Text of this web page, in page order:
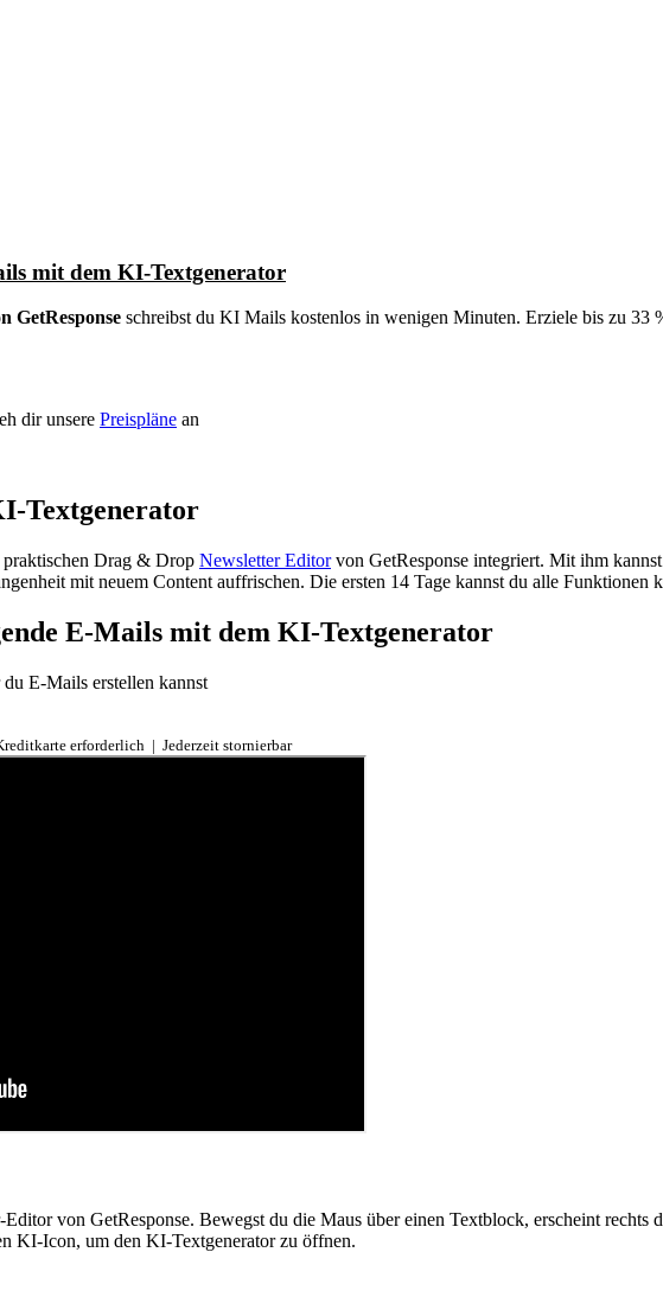
mit dem KI-Textgenerator
GetResponse schreibst du KI Mails kostenlos in wenigen Minuten. Erziele bis zu 33
dir unsere Preispläne an
Textgenerator
Drag & Drop Newsletter Editorvon GetResponse integriert. Mit ihm
mit neuem Content auffrischen. Die ersten 14 Tage kannst du alle Funktionen
E-Mails mit dem KI-Textgenerator
E-Mails erstellen kannst
erforderlich | Jederzeit stornierbar
von GetResponse. Bewegst du die Maus über einen Textblock, erscheint rechts
KI-Icon, um den KI-Textgenerator zu öffnen.